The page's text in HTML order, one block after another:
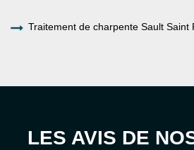
Traitement de charpente Sault Saint
LES AVIS DE